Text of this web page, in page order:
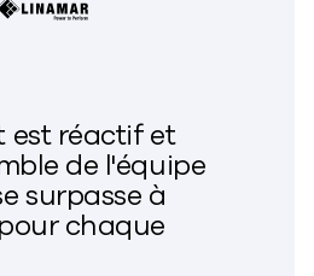
est réactif et
de l'équipe
surpasse à
chaque